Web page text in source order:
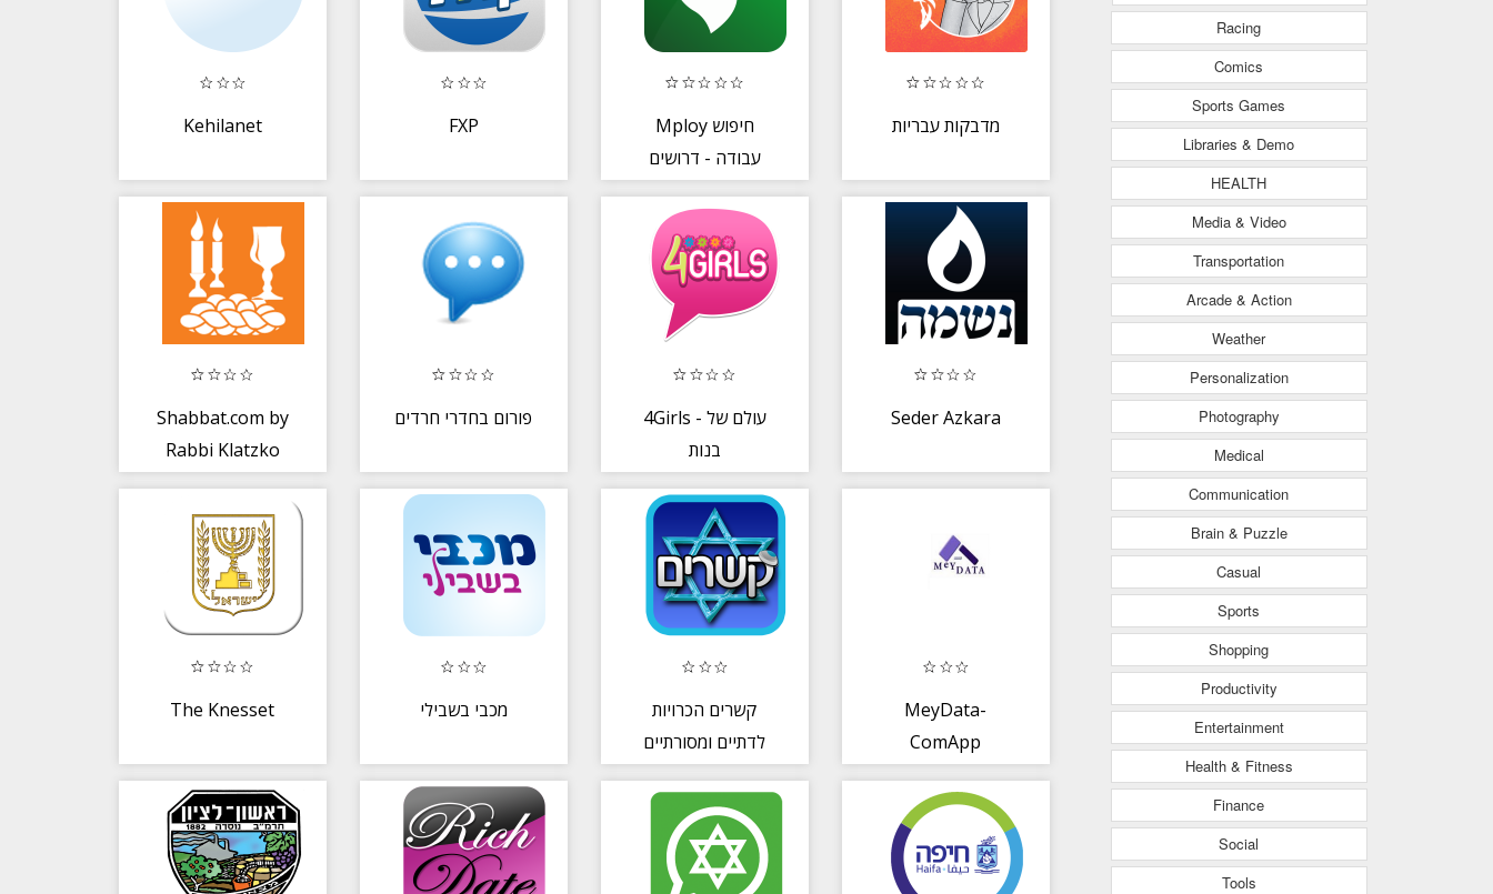
Kehilanet FXP
Mploy חיפוש
עבודה - דרושים
מדבקות עבריות
Shabbat.com by
Rabbi Klatzko
פורום בחדרי חרדים
4Girls - עולם של
בנות
Seder Azkara
The Knesset מכבי בשבילי
קשרים הכרויות
לדתיים ומסורתיים
MeyData-
ComApp
Racing
Comics
Sports Games
Libraries & Demo
HEALTH
Media & Video
Transportation
Arcade & Action
Weather
Personalization
Photography
Medical
Communication
Brain & Puzzle
Casual
Sports
Shopping
Productivity
Entertainment
Health & Fitness
Finance
Social
Tools